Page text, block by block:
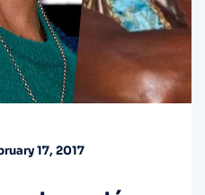
17, 2017